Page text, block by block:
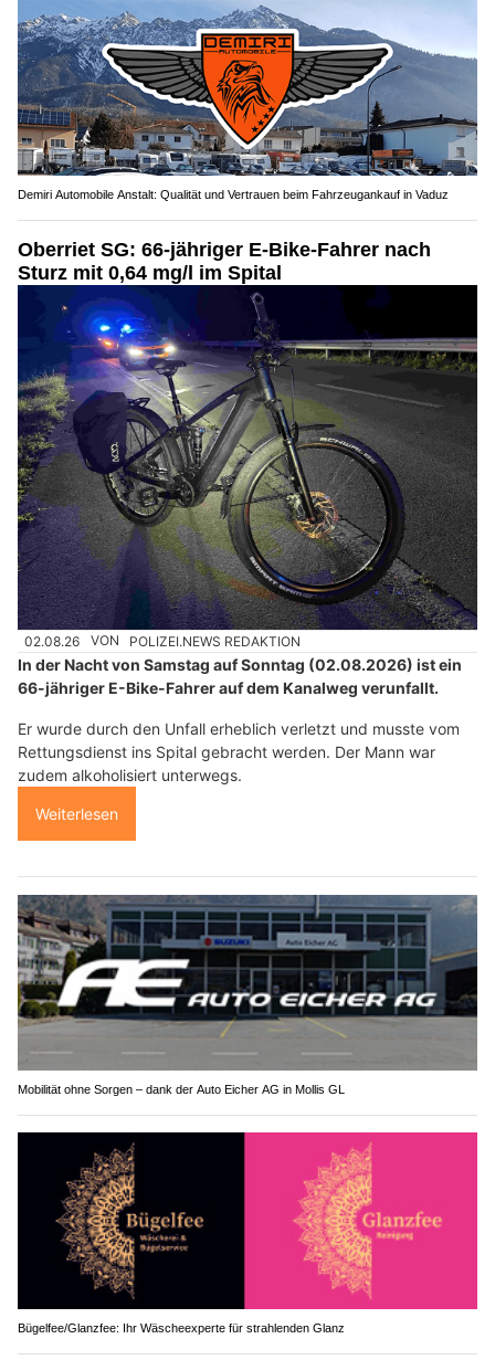
Demiri Automobile Anstalt: Qualität und Vertrauen beim Fahrzeugankauf in Vaduz
Oberriet SG: 66-jähriger E-Bike-Fahrer nach
Sturz mit 0,64 mg/l im Spital
02.08.26 VON POLIZEI.NEWS REDAKTION
In der Nacht von Samstag auf Sonntag (02.08.2026) ist ein
66-jähriger E-Bike-Fahrer auf dem Kanalweg verunfallt.
Er wurde durch den Unfall erheblich verletzt und musste vom
Rettungsdienst ins Spital gebracht werden. Der Mann war
zudem alkoholisiert unterwegs.
Weiterlesen
Mobilität ohne Sorgen – dank der Auto Eicher AG in Mollis GL
Bügelfee/Glanzfee: Ihr Wäscheexperte für strahlenden Glanz